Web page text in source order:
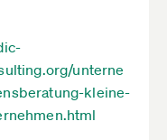
unterne
kleine-